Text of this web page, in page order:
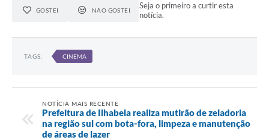
GOSTEI NÃO GOSTEI
Seja o primeiro a curtir esta
notícia.
TAGS: CINEMA
NOTÍCIA MAIS RECENTE
Prefeitura de Ilhabela realiza mutirão de zeladoria
na região sul com bota-fora, limpeza e manutenção
de áreas de lazer